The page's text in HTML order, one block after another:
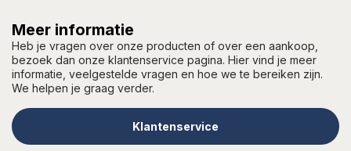
Meer informatie
Heb je vragen over onze producten of over een aankoop,
bezoek dan onze klantenservice pagina. Hier vind je meer
informatie, veelgestelde vragen en hoe we te bereiken zijn.
We helpen je graag verder.
Klantenservice